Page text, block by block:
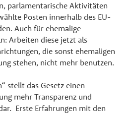
parlamentarische Aktivitäten
Posten innerhalb des EU-
Auch für ehemalige
Arbeiten diese jetzt als
die sonst ehemaligen
stehen, nicht mehr benutzen.
stellt das Gesetz einen
mehr Transparenz und
Erste Erfahrungen mit den